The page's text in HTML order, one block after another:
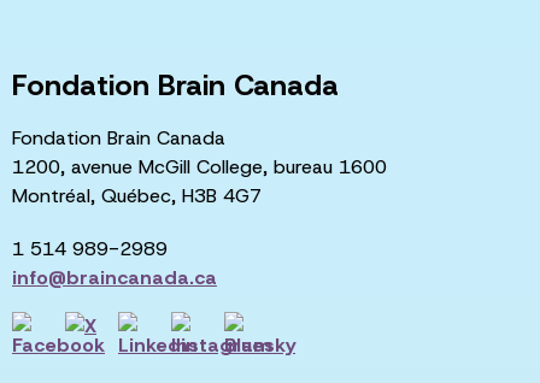
Fondation Brain Canada
Fondation Brain Canada
1200, avenue McGill College, bureau 1600
Montréal, Québec, H3B 4G7
1 514 989-2989
info@braincanada.ca